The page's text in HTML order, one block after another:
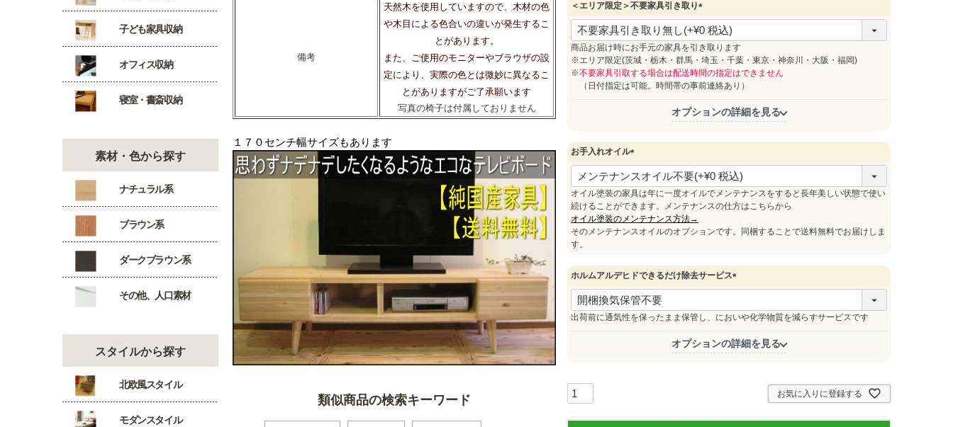
子ども家具収納
オフィス収納
寝室・書斎収納
素材・色から探す
ナチュラル系
ブラウン系
ダークブラウン系
その他、人口素材
スタイルから探す
北欧風スタイル
モダンスタイル
備考
天然木を使用していますので、木材の色
や木目による色合いの違いが発生するこ
とがあります。
また、ご使用のモニターやブラウザの設
定により、実際の色とは微妙に異なるこ
とがありますがご了承願います
写真の椅子は付属しておりません
１７０センチ幅サイズもあります
類似商品の検索キーワード
＜エリア限定＞不要家具引き取り
(
必
須
商品お届け時にお手元の家具を引き取ります
※エリア限定(茨城・栃木・群馬・埼玉・千葉・東京・神奈川・大阪・福岡)
※不要家具引取する場合は配送時間の指定はできません
（日付指定は可能。時間帯の事前連絡あり）
オプションの詳細を見る
お手入れオイル
(
必
須
)
オイル塗装の家具は年に一度オイルでメンテナンスをすると長年美しい状態で使い
続けることができます。メンテナンスの仕方はこちらから
オイル塗装のメンテナンス方法→
そのメンテナンスオイルのオプションです。同梱することで送料無料でお届けしま
す。
ホルムアルデヒドできるだけ除去サービス
(
須
出荷前に通気性を保ったまま保管し、においや化学物質を減らすサービスです
オプションの詳細を見る
お気に入りに登録する